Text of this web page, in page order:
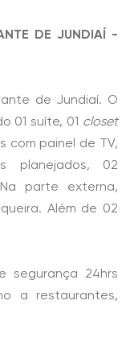
DE JUNDIAÍ -
de Jundiaí. O
01 suíte, 01 closet
com painel de TV,
planejados, 02
parte externa,
Além de 02
segurança 24hrs
a restaurantes,